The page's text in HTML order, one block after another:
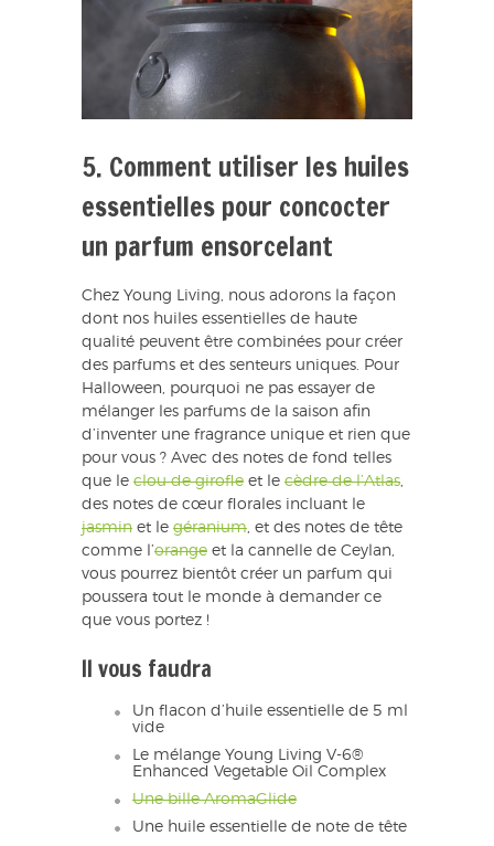
5. Comment utiliser les huiles
essentielles pour concocter
un parfum ensorcelant
Chez Young Living, nous adorons la façon
dont nos huiles essentielles de haute
qualité peuvent être combinées pour créer
des parfums et des senteurs uniques. Pour
Halloween, pourquoi ne pas essayer de
mélanger les parfums de la saison afin
d’inventer une fragrance unique et rien que
pour vous ? Avec des notes de fond telles
que le clou de girofle et le cèdre de l’Atlas,
des notes de cœur florales incluant le
jasmin et le géranium, et des notes de tête
comme l’orange et la cannelle de Ceylan,
vous pourrez bientôt créer un parfum qui
poussera tout le monde à demander ce
que vous portez !
Il vous faudra
Un flacon d’huile essentielle de 5 ml
vide
Le mélange Young Living V-6®
Enhanced Vegetable Oil Complex
Une bille AromaGlide
Une huile essentielle de note de tête